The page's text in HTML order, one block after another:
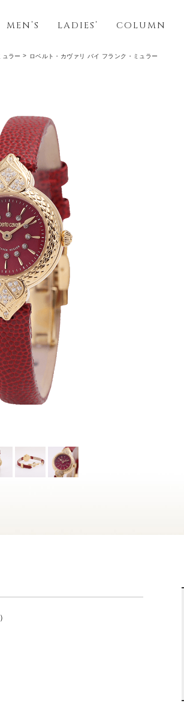
MEN’S LADIES’ COLUMN
ュラー ロベルト・カヴァリ バイ フランク・ミュラー